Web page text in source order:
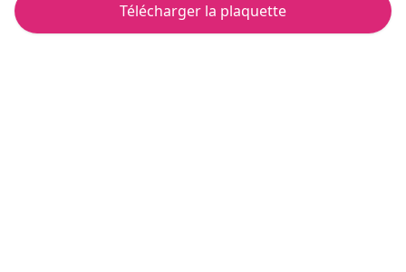
Télécharger la plaquette